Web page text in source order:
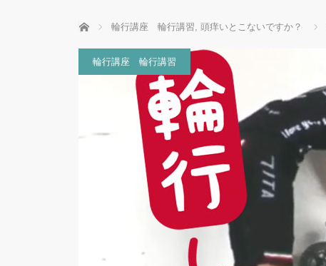
ホーム 輪行講座 輪行講習, 頭痒いとこないですか？
輪行講座 輪行講習